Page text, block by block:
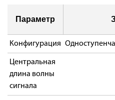
Параметр
Конфигурация
Центральная
длина волны
сигнала